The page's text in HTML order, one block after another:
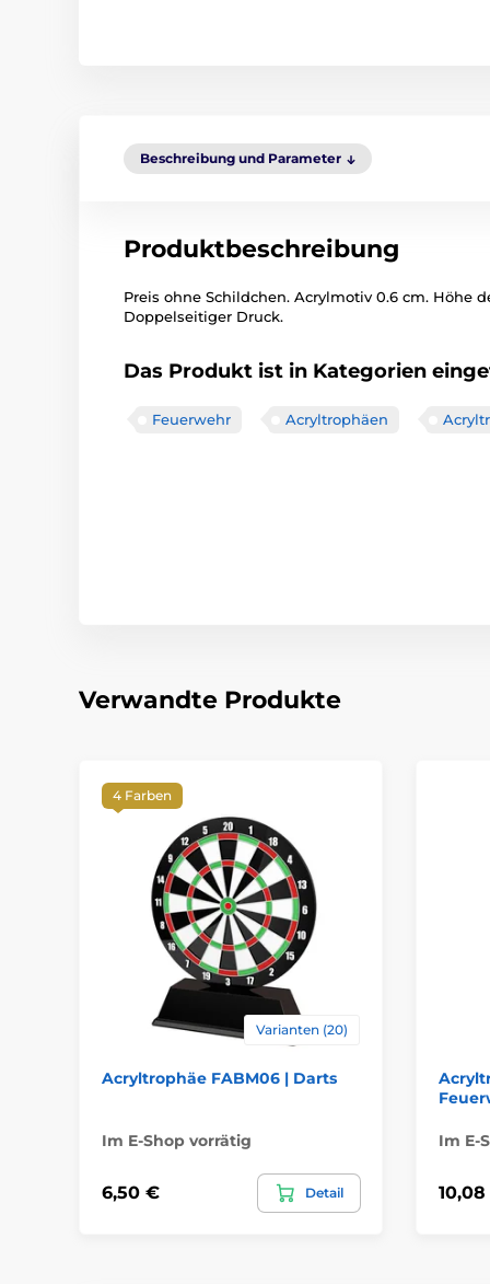
Beschreibung und Parameter
Produktbeschreibung
Preis ohne Schildchen. Acrylmotiv 0.6 cm. Höhe
Doppelseitiger Druck.
Das Produkt ist in Kategorien
Feuerwehr Acryltrophäen
Verwandte Produkte
4 Farben
Varianten (20)
Acryltrophäe FABM06 | Darts
Im E-Shop vorrätig
6,50 € Detail
Im E-